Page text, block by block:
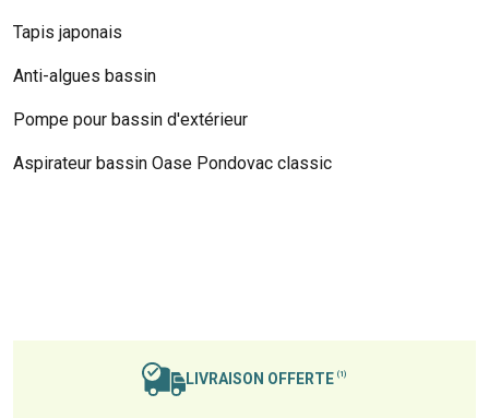
Tapis japonais
Anti-algues bassin
Pompe pour bassin d'extérieur
Aspirateur bassin Oase Pondovac classic
LIVRAISON OFFERTE (1)